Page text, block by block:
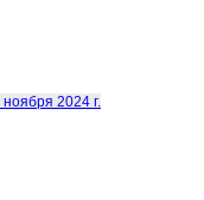
ноября 2024 г.